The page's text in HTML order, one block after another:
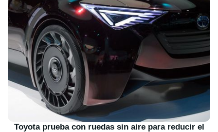
Toyota prueba con ruedas sin aire para reducir el